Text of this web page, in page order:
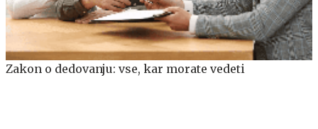
Zakon o dedovanju: vse, kar morate vedeti